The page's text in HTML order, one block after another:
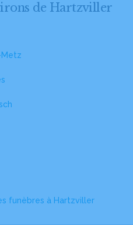
de Hartzviller
funèbres à Hartzviller